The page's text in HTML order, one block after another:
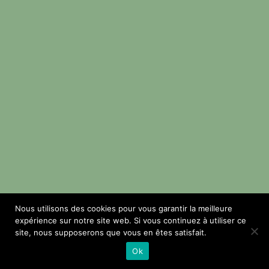
Nous utilisons des cookies pour vous garantir la meilleure
expérience sur notre site web. Si vous continuez à utiliser ce
site, nous supposerons que vous en êtes satisfait.
Ok